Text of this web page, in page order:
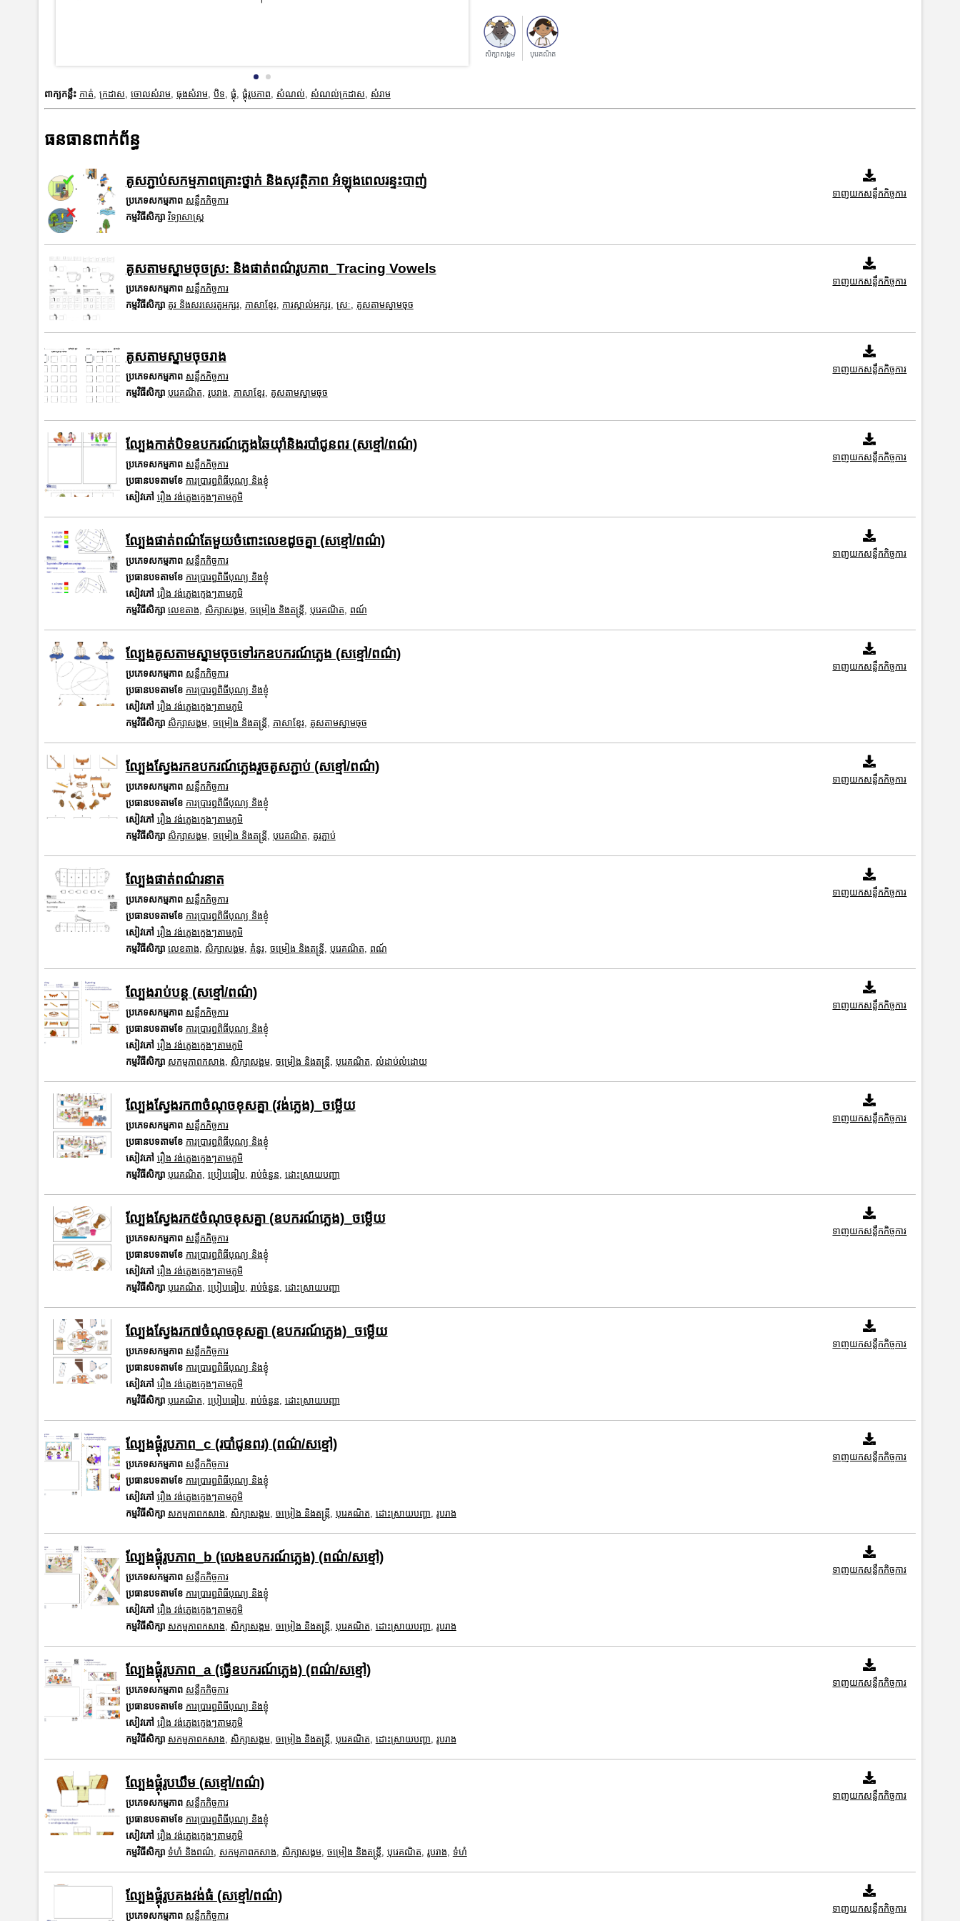
សិក្សាសង្គម បុរេគណិត
ពាក្យកន្លឹះ កាត់ ក្រដាស ចោលសំរាម, ធុងសំរាម, បិទ ផ្គុំ ផ្គុំរូបភាព សំណល់ សំណល់ក្រដាស សំរាម
ធនធានពាក់ព័ន្ធ
គូសភ្ជាប់សកម្មភាពគ្រោះថ្នាក់ និងសុវត្ថិភាព អំឡុងពេលរន្ទះបាញ់
ប្រភេទសកម្មភាព សន្លឹកកិច្ចការ
កម្មវិធីសិក្សា វិទ្យាសាស្រ្ត
ទាញយកសន្លឹកកិច្ចការ
គូសតាមស្នាមចុចស្រ: និងផាត់ពណ៌រូបភាព_Tracing Vowels
ប្រភេទសកម្មភាព សន្លឹកកិច្ចការ
កម្មវិធីសិក្សា គូរ និងសរសេរតួអក្សរ, ភាសាខ្មែរ, ការស្គាល់អក្សរ, ស្រៈ គូសតាមស្នាមចុច
ទាញយកសន្លឹកកិច្ចការ
គូសតាមស្នាមចុចរាង
ប្រភេទសកម្មភាព សន្លឹកកិច្ចការ
កម្មវិធីសិក្សា បុរេគណិត រូបរាង ភាសាខ្មែរ, គូសតាមស្នាមចុច
ទាញយកសន្លឹកកិច្ចការ
ល្បែងកាត់បិទឧបករណ៍ភ្លេងឆៃយ៉ាំនិងរបាំជូនពរ (សខ្មៅ/ពណ៌)
ប្រភេទសកម្មភាព សន្លឹកកិច្ចការ
ប្រធានបទតាមខែ ការប្រារព្ធពិធីបុណ្យ និងខ្ញុំ
សៀវភៅ រឿង វង់ភ្លេងក្មេងៗតាមភូមិ
ទាញយកសន្លឹកកិច្ចការ
ល្បែងផាត់ពណ៌តែមួយចំពោះលេខដូចគ្នា (សខ្មៅ/ពណ៌)
ប្រភេទសកម្មភាព សន្លឹកកិច្ចការ
ប្រធានបទតាមខែ ការប្រារព្ធពិធីបុណ្យ និងខ្ញុំ
សៀវភៅ រឿង វង់ភ្លេងក្មេងៗតាមភូមិ
កម្មវិធីសិក្សា លេខតាង សិក្សាសង្គម, ចម្រៀង និងតន្ត្រី បុរេគណិត ពណ៍
ទាញយកសន្លឹកកិច្ចការ
ល្បែងគូសតាមស្នាមចុចទៅរកឧបករណ៍ភ្លេង (សខ្មៅ/ពណ៌)
ប្រភេទសកម្មភាព សន្លឹកកិច្ចការ
ប្រធានបទតាមខែ ការប្រារព្ធពិធីបុណ្យ និងខ្ញុំ
សៀវភៅ រឿង វង់ភ្លេងក្មេងៗតាមភូមិ
កម្មវិធីសិក្សា សិក្សាសង្គម, ចម្រៀង និងតន្ត្រី ភាសាខ្មែរ, គូសតាមស្នាមចុច
ទាញយកសន្លឹកកិច្ចការ
ល្បែងស្វែងរកឧបករណ៍ភ្លេងរួចគូសភ្ជាប់ (សខ្មៅ/ពណ៌)
ប្រភេទសកម្មភាព សន្លឹកកិច្ចការ
ប្រធានបទតាមខែ ការប្រារព្ធពិធីបុណ្យ និងខ្ញុំ
សៀវភៅ រឿង វង់ភ្លេងក្មេងៗតាមភូមិ
កម្មវិធីសិក្សា សិក្សាសង្គម, ចម្រៀង និងតន្ត្រី បុរេគណិត គូរភ្ជាប់
ទាញយកសន្លឹកកិច្ចការ
ល្បែងផាត់ពណ៌រនាត
ប្រភេទសកម្មភាព សន្លឹកកិច្ចការ
ប្រធានបទតាមខែ ការប្រារព្ធពិធីបុណ្យ និងខ្ញុំ
សៀវភៅ រឿង វង់ភ្លេងក្មេងៗតាមភូមិ
កម្មវិធីសិក្សា លេខតាង សិក្សាសង្គម, គំនូរ, ចម្រៀង និងតន្ត្រី បុរេគណិត ពណ៍
ទាញយកសន្លឹកកិច្ចការ
ល្បែងរាប់បន្ត (សខ្មៅ/ពណ៌)
ប្រភេទសកម្មភាព សន្លឹកកិច្ចការ
ប្រធានបទតាមខែ ការប្រារព្ធពិធីបុណ្យ និងខ្ញុំ
សៀវភៅ រឿង វង់ភ្លេងក្មេងៗតាមភូមិ
កម្មវិធីសិក្សា សកម្មភាពកសាង សិក្សាសង្គម, ចម្រៀង និងតន្ត្រី បុរេគណិត លំដាប់លំដោយ
ទាញយកសន្លឹកកិច្ចការ
ល្បែងស្វែងរក៣ចំណុចខុសគ្នា (វង់ភ្លេង)_ចម្លើយ
ប្រភេទសកម្មភាព សន្លឹកកិច្ចការ
ប្រធានបទតាមខែ ការប្រារព្ធពិធីបុណ្យ និងខ្ញុំ
សៀវភៅ រឿង វង់ភ្លេងក្មេងៗតាមភូមិ
កម្មវិធីសិក្សា បុរេគណិត ប្រៀបធៀប, រាប់ចំនួន ដោះស្រាយបញ្ហា
ទាញយកសន្លឹកកិច្ចការ
ល្បែងស្វែងរក៥ចំណុចខុសគ្នា (ឧបករណ៍ភ្លេង)_ចម្លើយ
ប្រភេទសកម្មភាព សន្លឹកកិច្ចការ
ប្រធានបទតាមខែ ការប្រារព្ធពិធីបុណ្យ និងខ្ញុំ
សៀវភៅ រឿង វង់ភ្លេងក្មេងៗតាមភូមិ
កម្មវិធីសិក្សា បុរេគណិត ប្រៀបធៀប, រាប់ចំនួន ដោះស្រាយបញ្ហា
ទាញយកសន្លឹកកិច្ចការ
ល្បែងស្វែងរក៧ចំណុចខុសគ្នា (ឧបករណ៍ភ្លេង)_ចម្លើយ
ប្រភេទសកម្មភាព សន្លឹកកិច្ចការ
ប្រធានបទតាមខែ ការប្រារព្ធពិធីបុណ្យ និងខ្ញុំ
សៀវភៅ រឿង វង់ភ្លេងក្មេងៗតាមភូមិ
កម្មវិធីសិក្សា បុរេគណិត ប្រៀបធៀប, រាប់ចំនួន ដោះស្រាយបញ្ហា
ទាញយកសន្លឹកកិច្ចការ
ល្បែងផ្គុំរូបភាព_c (របាំជូនពរ) (ពណ៌/សខ្មៅ)
ប្រភេទសកម្មភាព សន្លឹកកិច្ចការ
ប្រធានបទតាមខែ ការប្រារព្ធពិធីបុណ្យ និងខ្ញុំ
សៀវភៅ រឿង វង់ភ្លេងក្មេងៗតាមភូមិ
កម្មវិធីសិក្សា សកម្មភាពកសាង សិក្សាសង្គម, ចម្រៀង និងតន្ត្រី បុរេគណិត ដោះស្រាយបញ្ហា រូបរាង
ទាញយកសន្លឹកកិច្ចការ
ល្បែងផ្គុំរូបភាព_b (លេងឧបករណ៍ភ្លេង) (ពណ៌/សខ្មៅ)
ប្រភេទសកម្មភាព សន្លឹកកិច្ចការ
ប្រធានបទតាមខែ ការប្រារព្ធពិធីបុណ្យ និងខ្ញុំ
សៀវភៅ រឿង វង់ភ្លេងក្មេងៗតាមភូមិ
កម្មវិធីសិក្សា សកម្មភាពកសាង សិក្សាសង្គម, ចម្រៀង និងតន្ត្រី បុរេគណិត ដោះស្រាយបញ្ហា រូបរាង
ទាញយកសន្លឹកកិច្ចការ
ល្បែងផ្គុំរូបភាព_a (ធ្វើឧបករណ៍ភ្លេង) (ពណ៌/សខ្មៅ)
ប្រភេទសកម្មភាព សន្លឹកកិច្ចការ
ប្រធានបទតាមខែ ការប្រារព្ធពិធីបុណ្យ និងខ្ញុំ
សៀវភៅ រឿង វង់ភ្លេងក្មេងៗតាមភូមិ
កម្មវិធីសិក្សា សកម្មភាពកសាង សិក្សាសង្គម, ចម្រៀង និងតន្ត្រី បុរេគណិត ដោះស្រាយបញ្ហា រូបរាង
ទាញយកសន្លឹកកិច្ចការ
ល្បែងផ្គុំរូបឃឹម (សខ្មៅ/ពណ៌)
ប្រភេទសកម្មភាព សន្លឹកកិច្ចការ
ប្រធានបទតាមខែ ការប្រារព្ធពិធីបុណ្យ និងខ្ញុំ
សៀវភៅ រឿង វង់ភ្លេងក្មេងៗតាមភូមិ
កម្មវិធីសិក្សា ទំហំ និងពណ៌ សកម្មភាពកសាង សិក្សាសង្គម, ចម្រៀង និងតន្ត្រី បុរេគណិត រូបរាង ទំហំ
ទាញយកសន្លឹកកិច្ចការ
ល្បែងផ្គុំរូបគងវង់ធំ (សខ្មៅ/ពណ៌)
ប្រភេទសកម្មភាព សន្លឹកកិច្ចការ
ទាញយកសន្លឹកកិច្ចការ